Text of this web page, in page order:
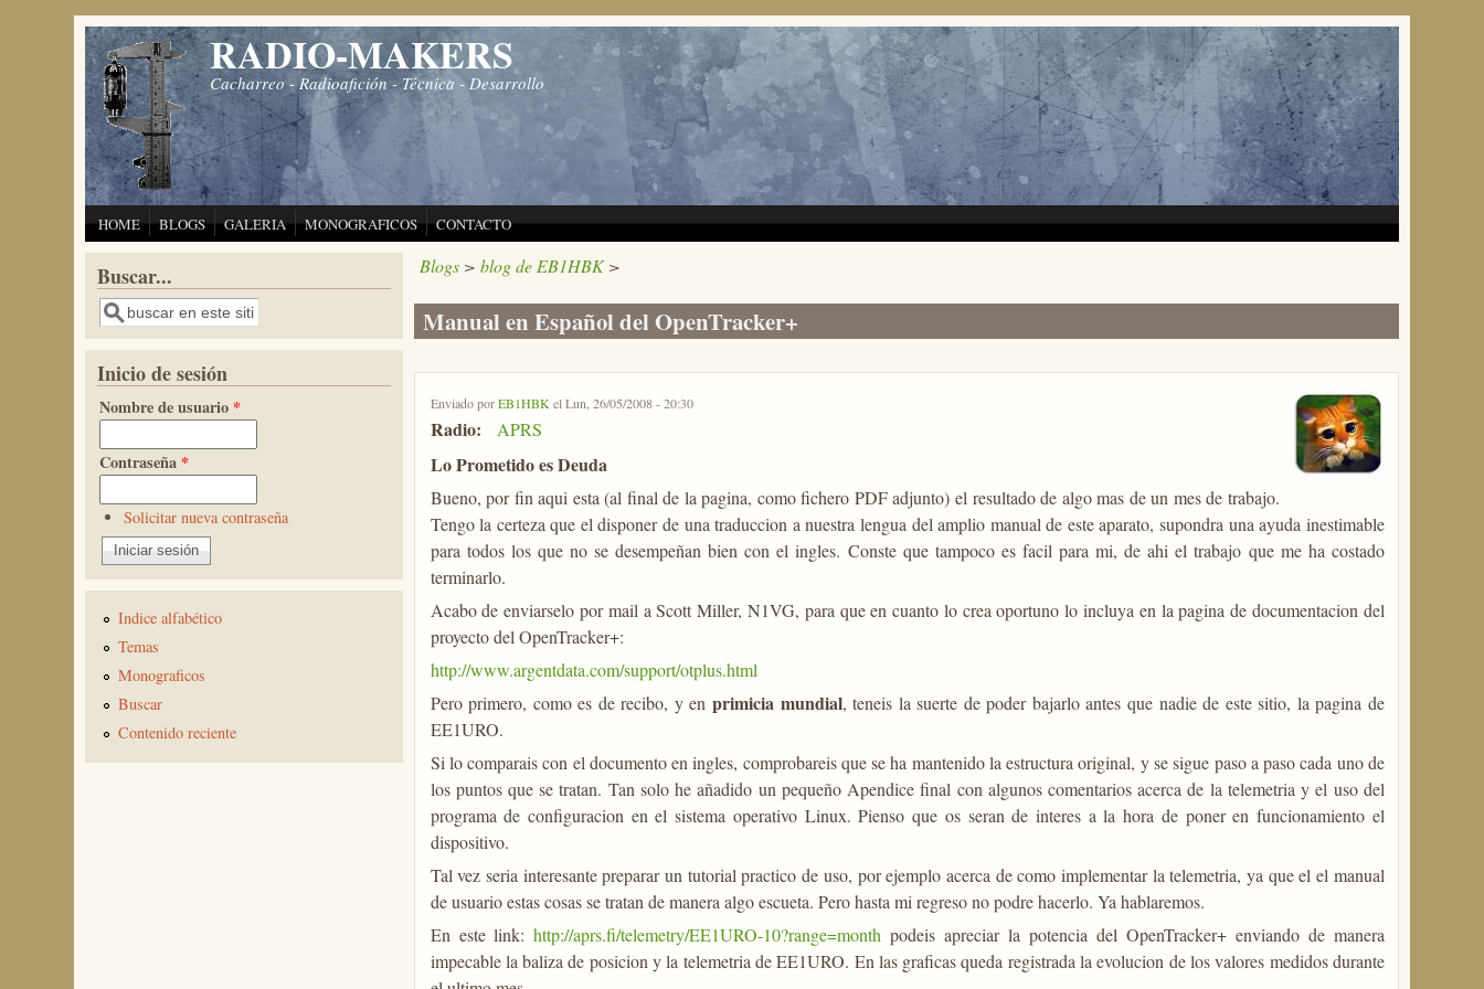
Pasar al contenido principal RADIO-MAKERS
Cacharreo - Radioafición - Técnica - Desarrollo
HOME BLOGS GALERIA MONOGRAFICOS CONTACTO
Blogs> blog de EB1HBK>
Manual en Español del OpenTracker+
Enviado porEB1HBK el Lun, 26/05/2008 - 20:30
Radio: APRS
Lo Prometido es Deuda
Bueno, por fin aqui esta (al final de la pagina, como fichero PDF adjunto) el resultado de algo mas de un mes de trabajo.
Tengo la certeza que el disponer de una traduccion a nuestra lengua del amplio manual de este aparato, supondra una ayuda inestimable
para todos los que no se desempeñan bien con el ingles. Conste que tampoco es facil para mi, de ahi el trabajo que me ha costado
terminarlo.
Acabo de enviarselo por mail a Scott Miller, N1VG, para que en cuanto lo crea oportuno lo incluya en la pagina de documentacion del
proyecto del OpenTracker+:
http://www.argentdata.com/support/otplus.html
Pero primero, como es de recibo, y en primicia mundial, teneis la suerte de poder bajarlo antes que nadie de este sitio, la pagina de
EE1URO.
Si lo comparais con el documento en ingles, comprobareis que se ha mantenido la estructura original, y se sigue paso a paso cada uno de
los puntos que se tratan. Tan solo he añadido un pequeño Apendice final con algunos comentarios acerca de la telemetria y el uso del
programa de configuracion en el sistema operativo Linux. Pienso que os seran de interes a la hora de poner en funcionamiento el
dispositivo.
Tal vez seria interesante preparar un tutorial practico de uso, por ejemplo acerca de como implementar la telemetria, ya que el el manual
de usuario estas cosas se tratan de manera algo escueta. Pero hasta mi regreso no podre hacerlo. Ya hablaremos.
En este link:http://aprs.fi/telemetry/EE1URO-10?range=month podeis apreciar la potencia del OpenTracker+ enviando de manera
impecable la baliza de posicion y la telemetria de EE1URO. En las graficas queda registrada la evolucion de los valores medidos durante
Buscar...
Buscar
Inicio de sesión
Nombre de usuario *
Contraseña *
Solicitar nueva contraseña
Indice alfabético
Temas
Monograficos
Buscar
Contenido reciente